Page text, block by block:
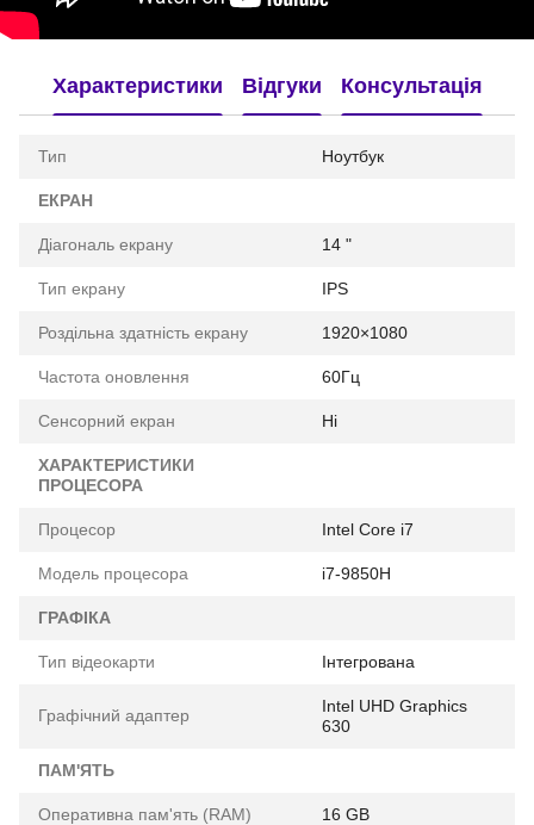
Характеристики Відгуки Консультація
Тип Ноутбук
ЕКРАН
Діагональ екрану 14 "
Тип екрану IPS
Роздільна здатність екрану 1920×1080
Частота оновлення 60Гц
Сенсорний екран Ні
ХАРАКТЕРИСТИКИ
ПРОЦЕСОРА
Процесор Intel Core i7
Модель процесора i7-9850H
ГРАФІКА
Тип відеокарти Інтегрована
Графічний адаптер
Intel UHD Graphics
630
ПАМ'ЯТЬ
Оперативна пам'ять (RAM) 16 GB